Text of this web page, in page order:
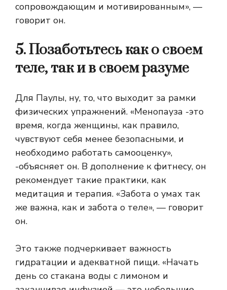
сопровождающим и мотивированным», —
говорит он.
5. Позаботьтесь как о своем
теле, так и в своем разуме
Для Паулы, ну, то, что выходит за рамки
физических упражнений. «Менопауза -это
время, когда женщины, как правило,
чувствуют себя менее безопасными, и
необходимо работать самооценку»,
-объясняет он. В дополнение к фитнесу, он
рекомендует такие практики, как
медитация и терапия. «Забота о умах так
же важна, как и забота о теле», — говорит
он.
Это также подчеркивает важность
гидратации и адекватной пищи. «Начать
день со стакана воды с лимоном и